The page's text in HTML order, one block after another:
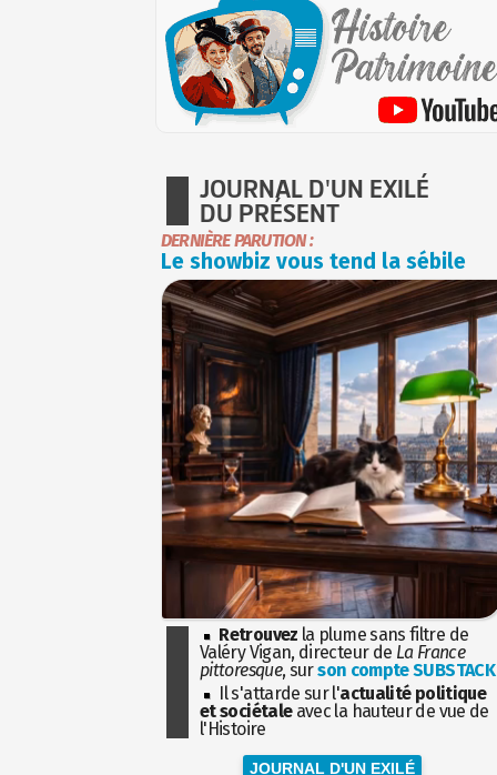
JOURNAL D'UN EXILÉ
DU PRÉSENT
DERNIÈRE PARUTION :
Le showbiz vous tend la sébile
Retrouvez la plume sans filtre de
Valéry Vigan, directeur de La France
pittoresque, surson compte SUBSTACK
Il s'attarde sur l'actualité politique
et sociétaleavec la hauteur de vue de
l'Histoire
JOURNAL D'UN EXILÉ